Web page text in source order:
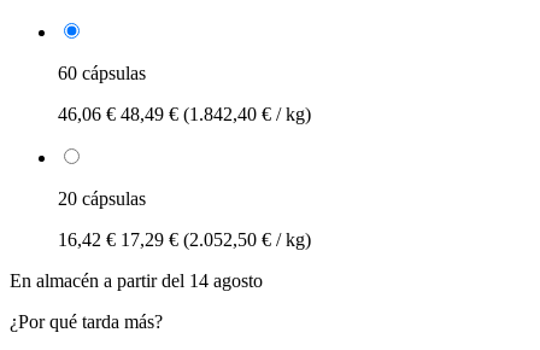
60 cápsulas
46,06 € 48,49 € (1.842,40 € / kg)
20 cápsulas
16,42 € 17,29 € (2.052,50 € / kg)
En almacén a partir del 14 agosto
¿Por qué tarda más?